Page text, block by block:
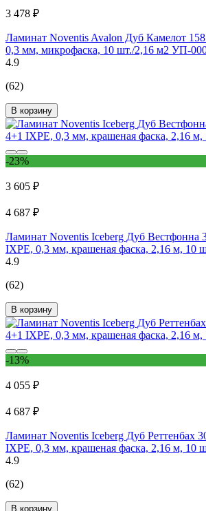
3 478 ₽
Ламинат Noventis Avalon Дуб Камелот
0,3 мм, микрофаска, 10 шт./2,16 м2 УП-
4.9
(62)
В корзину
-23%
3 605 ₽
4 687 ₽
Ламинат Noventis Iceberg Дуб Вестфонна
IXPE, 0,3 мм, крашеная фаска, 2,16 м, 10
4.9
(62)
В корзину
-13%
4 055 ₽
4 687 ₽
Ламинат Noventis Iceberg Дуб Реттенбах
IXPE, 0,3 мм, крашеная фаска, 2,16 м, 10
4.9
(62)
В корзину